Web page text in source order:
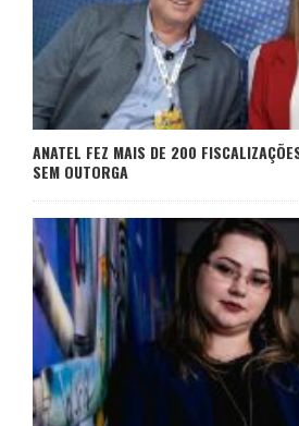
ANATEL FEZ MAIS DE 200
SEM OUTORGA